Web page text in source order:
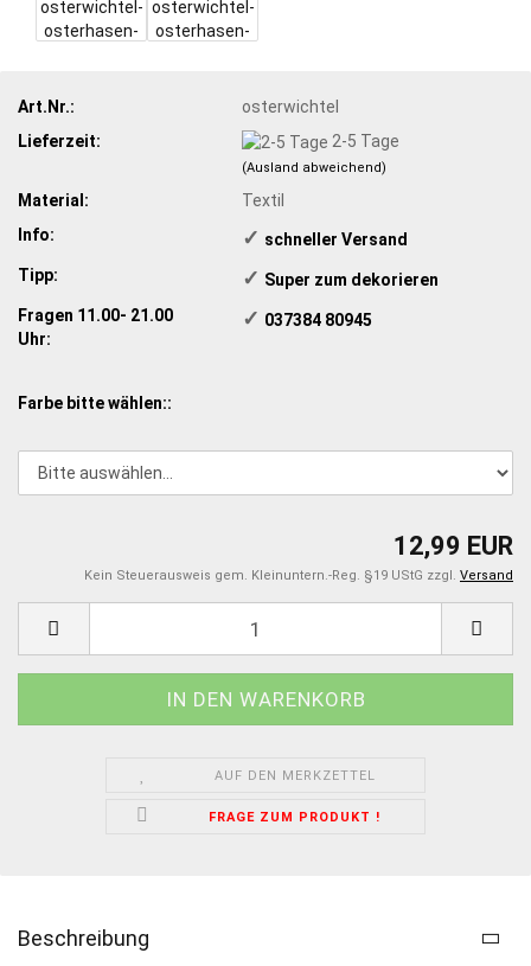
Art.Nr.:
osterwichtel
Lieferzeit:
2-5 Tage
(Ausland abweichend)
Material:
Textil
Info:
✓ schneller Versand
Tipp:
✓ ​ Super zum dekorieren
Fragen 11.00- 21.00
Uhr:
✓ ​ 037384 80945
Farbe bitte wählen::
12,99 EUR
Kein Steuerausweis gem. Kleinuntern.-Reg. §19 UStG zzgl. Versand
AUF DEN MERKZETTEL
FRAGE ZUM PRODUKT !
Beschreibung